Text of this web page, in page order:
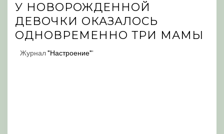
У НОВОРОЖДЕННОЙ
ДЕВОЧКИ ОКАЗАЛОСЬ
ОДНОВРЕМЕННО ТРИ МАМЫ
Журнал"Настроение"'